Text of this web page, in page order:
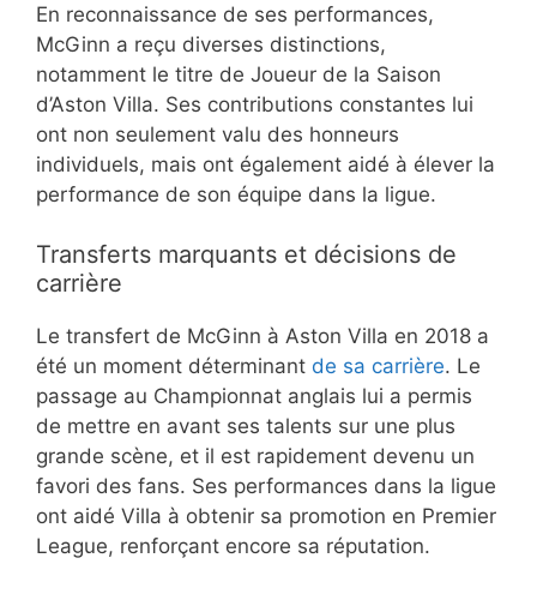
En reconnaissance de ses performances,
McGinn a reçu diverses distinctions,
notamment le titre de Joueur de la Saison
d’Aston Villa. Ses contributions constantes lui
ont non seulement valu des honneurs
individuels, mais ont également aidé à élever la
performance de son équipe dans la ligue.
Transferts marquants et décisions de
carrière
Le transfert de McGinn à Aston Villa en 2018 a
été un moment déterminant de sa carrière. Le
passage au Championnat anglais lui a permis
de mettre en avant ses talents sur une plus
grande scène, et il est rapidement devenu un
favori des fans. Ses performances dans la ligue
ont aidé Villa à obtenir sa promotion en Premier
League, renforçant encore sa réputation.